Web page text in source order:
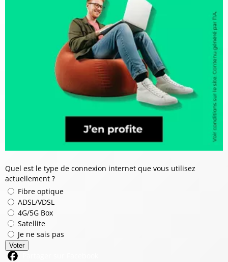
Quel est le type de connexion internet que vous utilisez
actuellement ?
Fibre optique
ADSL/VDSL
4G/5G Box
Satellite
Je ne sais pas
Voter